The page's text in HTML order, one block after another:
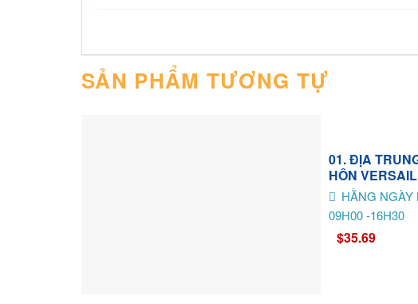
SẢN PHẨM TƯƠNG TỰ
01. ĐỊA
HÔN
HẰNG NGÀY
09H00 -16H30
$35.69